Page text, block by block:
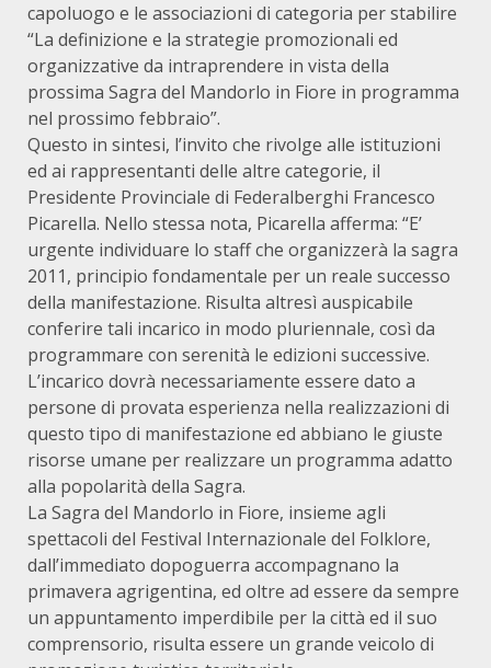
capoluogo e le associazioni di categoria per stabilire
“La definizione e la strategie promozionali ed
organizzative da intraprendere in vista della
prossima Sagra del Mandorlo in Fiore in programma
nel prossimo febbraio”.
Questo in sintesi, l’invito che rivolge alle istituzioni
ed ai rappresentanti delle altre categorie, il
Presidente Provinciale di Federalberghi Francesco
Picarella. Nello stessa nota, Picarella afferma: “E’
urgente individuare lo staff che organizzerà la sagra
2011, principio fondamentale per un reale successo
della manifestazione. Risulta altresì auspicabile
conferire tali incarico in modo pluriennale, così da
programmare con serenità le edizioni successive.
L’incarico dovrà necessariamente essere dato a
persone di provata esperienza nella realizzazioni di
questo tipo di manifestazione ed abbiano le giuste
risorse umane per realizzare un programma adatto
alla popolarità della Sagra.
La Sagra del Mandorlo in Fiore, insieme agli
spettacoli del Festival Internazionale del Folklore,
dall’immediato dopoguerra accompagnano la
primavera agrigentina, ed oltre ad essere da sempre
un appuntamento imperdibile per la città ed il suo
comprensorio, risulta essere un grande veicolo di